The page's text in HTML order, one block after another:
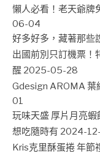
懶人必看！老天爺牌
06-04
好多好多，藏著那些
出國前別只訂機票！
醒 2025-05-28
Gdesign AROMA 葉
01
玩味天盛 厚片月亮
想吃隨時有 2024-
Kris克里酥蛋捲 年節